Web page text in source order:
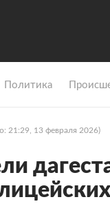
Политика
21:29, 13 февраля 2026)